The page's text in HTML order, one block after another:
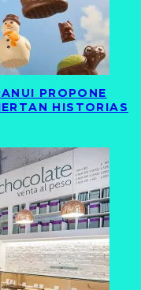
PROPONE
HISTORIAS